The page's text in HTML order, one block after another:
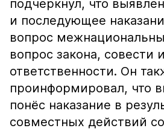
подчеркнул, что
и последующее
вопрос
вопрос закона, совести
ответственности. Он
проинформировал, что
понёс наказание в
совместных действий